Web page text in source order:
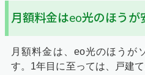
月額料金はeo光のほうが
月額料金は、eo光のほうが
す。1年目に至っては、戸建